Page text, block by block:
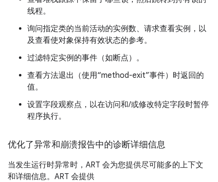
线程。
询问指定类的当前活动的实例数、请求查看实例，以
及查看使对象保持有效状态的参考。
过滤特定实例的事件（如断点）。
查看方法退出（使用“method-exit”事件）时返回的
值。
设置字段观察点，以在访问和/或修改特定字段时暂停
程序执行。
优化了异常和崩溃报告中的诊断详细信息
当发生运行时异常时，ART 会为您提供尽可能多的上下文
和详细信息。ART 会提供